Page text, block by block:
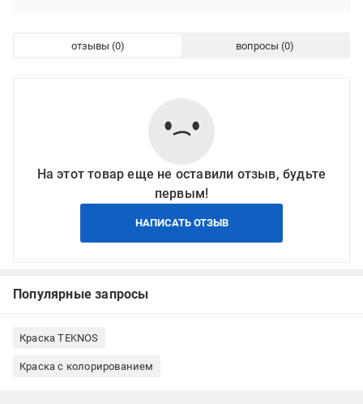
отзывы вопросы
На этот товар еще не оставили отзыв, будьте
первым!
НАПИСАТЬ ОТЗЫВ
Популярные запросы
Краска TEKNOS
Краска с колорированием